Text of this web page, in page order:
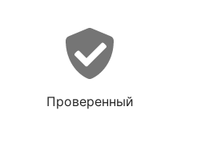
Проверенный